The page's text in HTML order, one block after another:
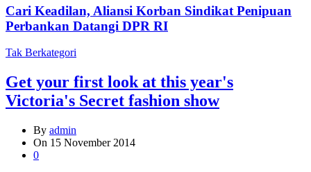
Cari Keadilan, Aliansi Korban Sindikat Penipuan
Perbankan Datangi DPR RI
Tak Berkategori
Get your first look at this year's
Victoria's Secret fashion show
By admin
On 15 November 2014
0